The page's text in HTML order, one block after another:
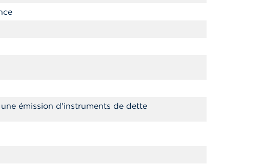
émission d'instruments de dette